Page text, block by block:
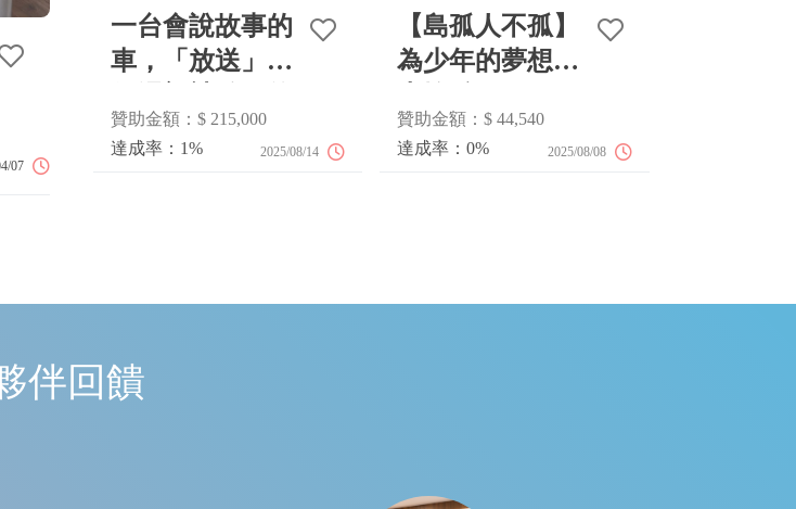
07
行動音樂教室全台計畫 2026
及偏遠地區學校，以專業且高品質的音樂教育陪伴孩子，消弭學習資源
的不平等，讓弱勢、逆境孩子的潛能也有平等的機會被啟發。
一台會說故事的
車，「放送」每
聲音
贊助金額：$ 215,000
達成率：1%
2025/08/14
【島孤人不孤】
為少年的夢想裝
贊助金額：$ 44,540
達成率：0%
2025/08/08
伴回饋